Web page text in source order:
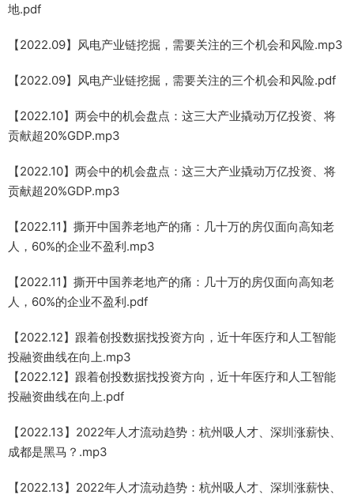
地.pdf
【2022.09】风电产业链挖掘，需要关注的三个机会和风险.mp3
【2022.09】风电产业链挖掘，需要关注的三个机会和风险.pdf
【2022.10】两会中的机会盘点：这三大产业撬动万亿投资、将
贡献超20%GDP.mp3
【2022.10】两会中的机会盘点：这三大产业撬动万亿投资、将
贡献超20%GDP.mp3
【2022.11】撕开中国养老地产的痛：几十万的房仅面向高知老
人，60%的企业不盈利.mp3
【2022.11】撕开中国养老地产的痛：几十万的房仅面向高知老
人，60%的企业不盈利.pdf
【2022.12】跟着创投数据找投资方向，近十年医疗和人工智能
投融资曲线在向上.mp3
【2022.12】跟着创投数据找投资方向，近十年医疗和人工智能
投融资曲线在向上.pdf
【2022.13】2022年人才流动趋势：杭州吸人才、深圳涨薪快、
成都是黑马？.mp3
【2022.13】2022年人才流动趋势：杭州吸人才、深圳涨薪快、